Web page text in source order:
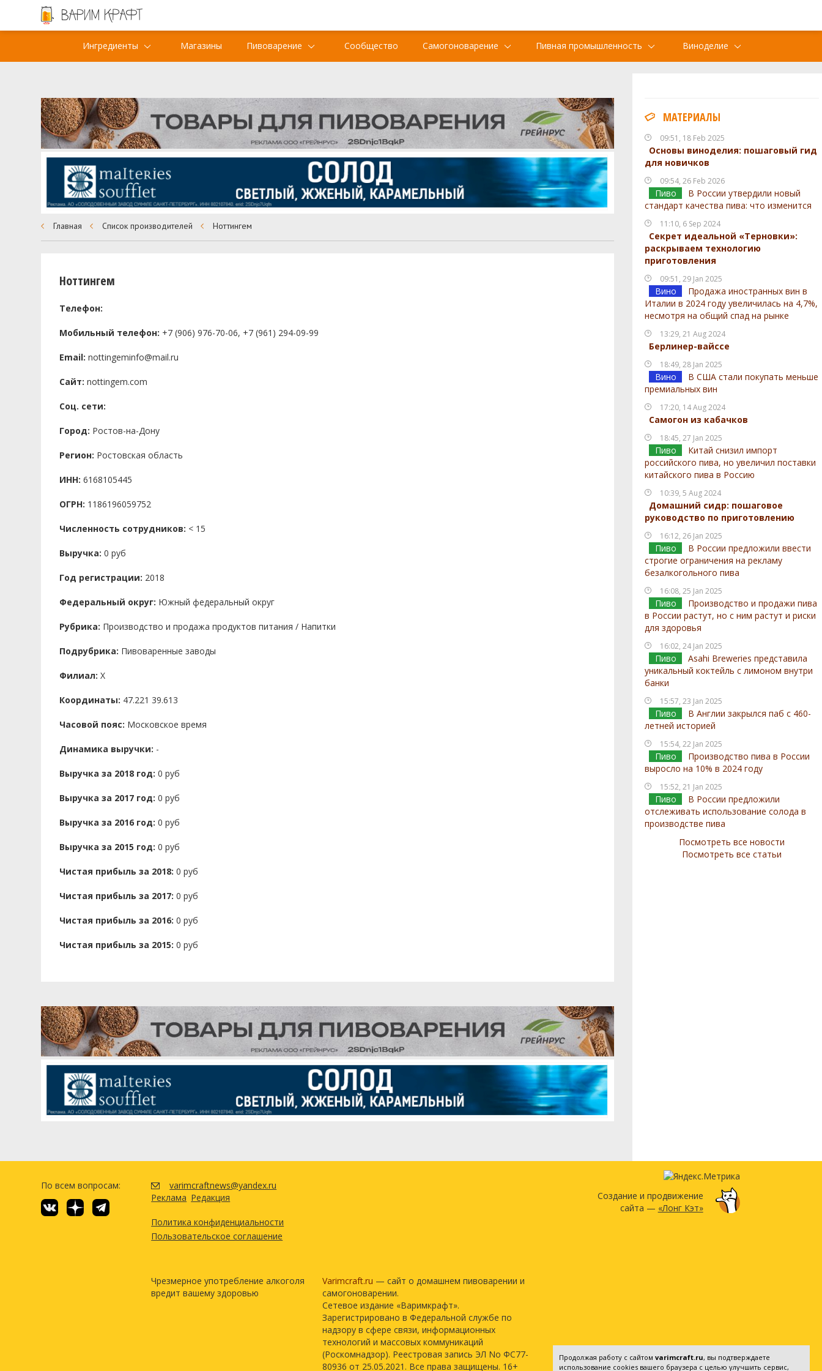
Ингредиенты Магазины Пивоварение Сообщество Самогоноварение Пивная промышленность Виноделие
МАТЕРИАЛЫ
09:51, 18 Feb 2025
Основы виноделия: пошаговый гид
для новичков
09:54, 26 Feb 2026
Пиво
В России утвердили новый
стандарт качества пива: что изменится
11:10, 6 Sep 2024
Секрет идеальной «Терновки»:
раскрываем технологию
приготовления
09:51, 29 Jan 2025
Вино
Продажа иностранных вин в
Италии в 2024 году увеличилась на 4,7%,
несмотря на общий спад на рынке
13:29, 21 Aug 2024
Берлинер-вайссе
18:49, 28 Jan 2025
Вино
В США стали покупать меньше
премиальных вин
17:20, 14 Aug 2024
Самогон из кабачков
18:45, 27 Jan 2025
Пиво
Китай снизил импорт
российского пива, но увеличил поставки
китайского пива в Россию
10:39, 5 Aug 2024
Домашний сидр: пошаговое
руководство по приготовлению
16:12, 26 Jan 2025
Пиво
В России предложили ввести
строгие ограничения на рекламу
безалкогольного пива
16:08, 25 Jan 2025
Пиво
Производство и продажи пива
в России растут, но с ним растут и риски
для здоровья
16:02, 24 Jan 2025
Пиво
Asahi Breweries представила
уникальный коктейль с лимоном внутри
банки
15:57, 23 Jan 2025
Пиво
В Англии закрылся паб с 460-
летней историей
15:54, 22 Jan 2025
Пиво
Производство пива в России
выросло на 10% в 2024 году
15:52, 21 Jan 2025
Пиво
В России предложили
отслеживать использование солода в
производстве пива
Посмотреть все новости
Посмотреть все статьи
Главная Список производителей Ноттингем
Ноттингем
Телефон:
Мобильный телефон: +7 (906) 976-70-06, +7 (961) 294-09-99
Email: nottingeminfo@mail.ru
Сайт: nottingem.com
Соц. сети:
Город: Ростов-на-Дону
Регион: Ростовская область
ИНН: 6168105445
ОГРН: 1186196059752
Численность сотрудников: < 15
Выручка: 0 руб
Год регистрации: 2018
Федеральный округ: Южный федеральный округ
Рубрика: Производство и продажа продуктов питания / Напитки
Подрубрика: Пивоваренные заводы
Филиал: X
Координаты: 47.221 39.613
Часовой пояс: Московское время
Динамика выручки: -
Выручка за 2018 год: 0 руб
Выручка за 2017 год: 0 руб
Выручка за 2016 год: 0 руб
Выручка за 2015 год: 0 руб
Чистая прибыль за 2018: 0 руб
Чистая прибыль за 2017: 0 руб
Чистая прибыль за 2016: 0 руб
Чистая прибыль за 2015: 0 руб
По всем вопросам:
varimcraftnews@yandex.ru
Реклама Редакция
Политика конфиденциальности
Пользовательское соглашение
Чрезмерное употребление алкоголя
вредит вашему здоровью
Varimcraft.ru — сайт о домашнем пивоварении и
самогоноварении.
Сетевое издание «Варимкрафт».
Зарегистрировано в Федеральной службе по
надзору в сфере связи, информационных
технологий и массовых коммуникаций
(Роскомнадзор). Реестровая запись ЭЛ No ФС77-
80936 от 25.05.2021. Все права защищены. 16+
Создание и продвижение
сайта — «Лонг Кэт»
Продолжая работу с сайтом varimcraft.ru, вы подтверждаете
использование cookies вашего браузера с целью улучшить сервис,